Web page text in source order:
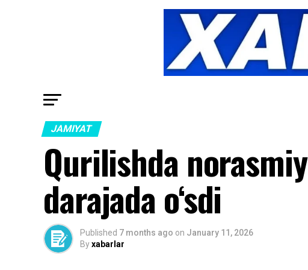
JAMIYAT
Qurilishda
darajada o‘sdi
Published 7 months ago on January 11, 2026
Byxabarlar